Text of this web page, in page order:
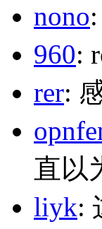
nono
960:
rer:
直以
liyk: